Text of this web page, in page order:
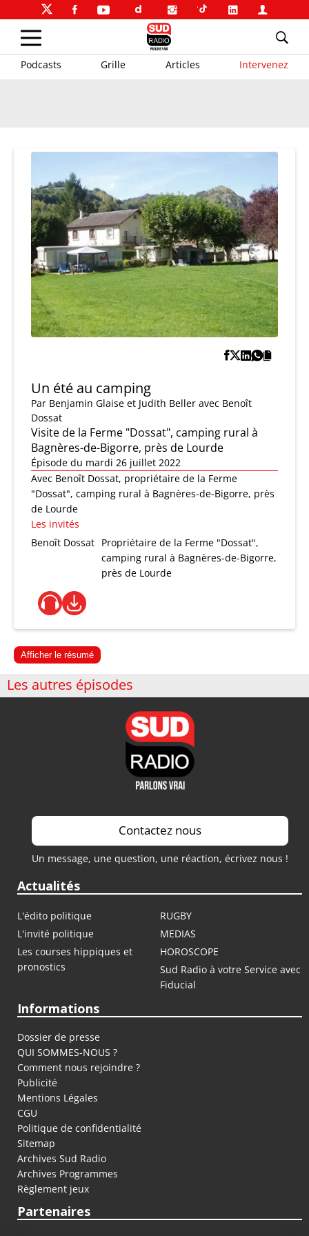
Podcasts Grille Articles Intervenez
Un été au camping
Par Benjamin Glaise et Judith Beller avec Benoît
Dossat
Visite de la Ferme "Dossat", camping rural à
Bagnères-de-Bigorre, près de Lourde
Épisode du mardi 26 juillet 2022
Avec Benoît Dossat, propriétaire de la Ferme
"Dossat", camping rural à Bagnères-de-Bigorre, près
de Lourde
Les invités
Benoît Dossat Propriétaire de la Ferme "Dossat",
camping rural à Bagnères-de-Bigorre,
près de Lourde
Afficher le résumé
Les autres épisodes
Contactez nous
Un message, une question, une réaction, écrivez nous !
Actualités
L'édito politique
RUGBY
L'invité politique
MEDIAS
Les courses hippiques et
pronostics
HOROSCOPE
Sud Radio à votre Service avec
Fiducial
Informations
Dossier de presse
QUI SOMMES-NOUS ?
Comment nous rejoindre ?
Publicité
Mentions Légales
CGU
Politique de confidentialité
Sitemap
Archives Sud Radio
Archives Programmes
Règlement jeux
Partenaires